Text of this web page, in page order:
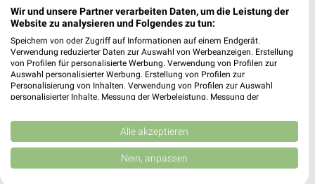
SportScheck Prospekte, Angebote & Aktionen
für Augsburg
Subway Prospekte & Aktionen für Kaufbeuren
Wir und unsere Partner verarbeiten Daten, um die Leistung der
Website zu analysieren und Folgendes zu tun:
Speichern von oder Zugriff auf Informationen auf einem Endgerät.
Verwendung reduzierter Daten zur Auswahl von Werbeanzeigen. Erstellung
von Profilen für personalisierte Werbung. Verwendung von Profilen zur
Auswahl personalisierter Werbung. Erstellung von Profilen zur
Personalisierung von Inhalten. Verwendung von Profilen zur Auswahl
personalisierter Inhalte. Messung der Werbeleistung. Messung der
Kombinationen von Daten aus verschiedenen Quellen. Entwicklung und
Verbesserung der Angebote. Verwendung reduzierter Daten zur Auswahl
von Inhalten.
Daten können außerhalb der Europäischen Union weitergegeben und in die
Alle akzeptieren
Nein, anpassen